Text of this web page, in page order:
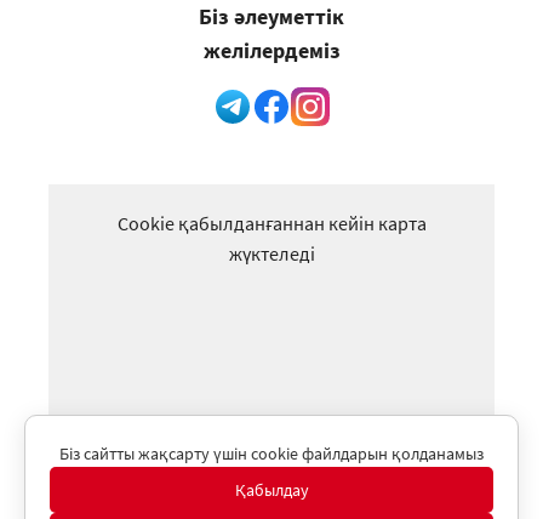
Біз әлеуметтік
желілердеміз
Cookie қабылданғаннан кейін карта
жүктеледі
Біз сайтты жақсарту үшін cookie файлдарын қолданамыз
Қабылдау